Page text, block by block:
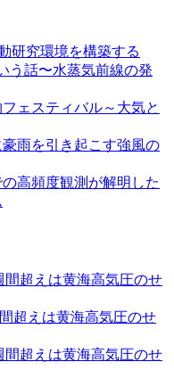
研究環境を構築する
う話〜水蒸気前線の発
ェスティバル～大気と
豪雨を引き起こす強風の
高頻度観測が解明した
間超えは黄海高気圧のせ
超えは黄海高気圧のせ
間超えは黄海高気圧のせ